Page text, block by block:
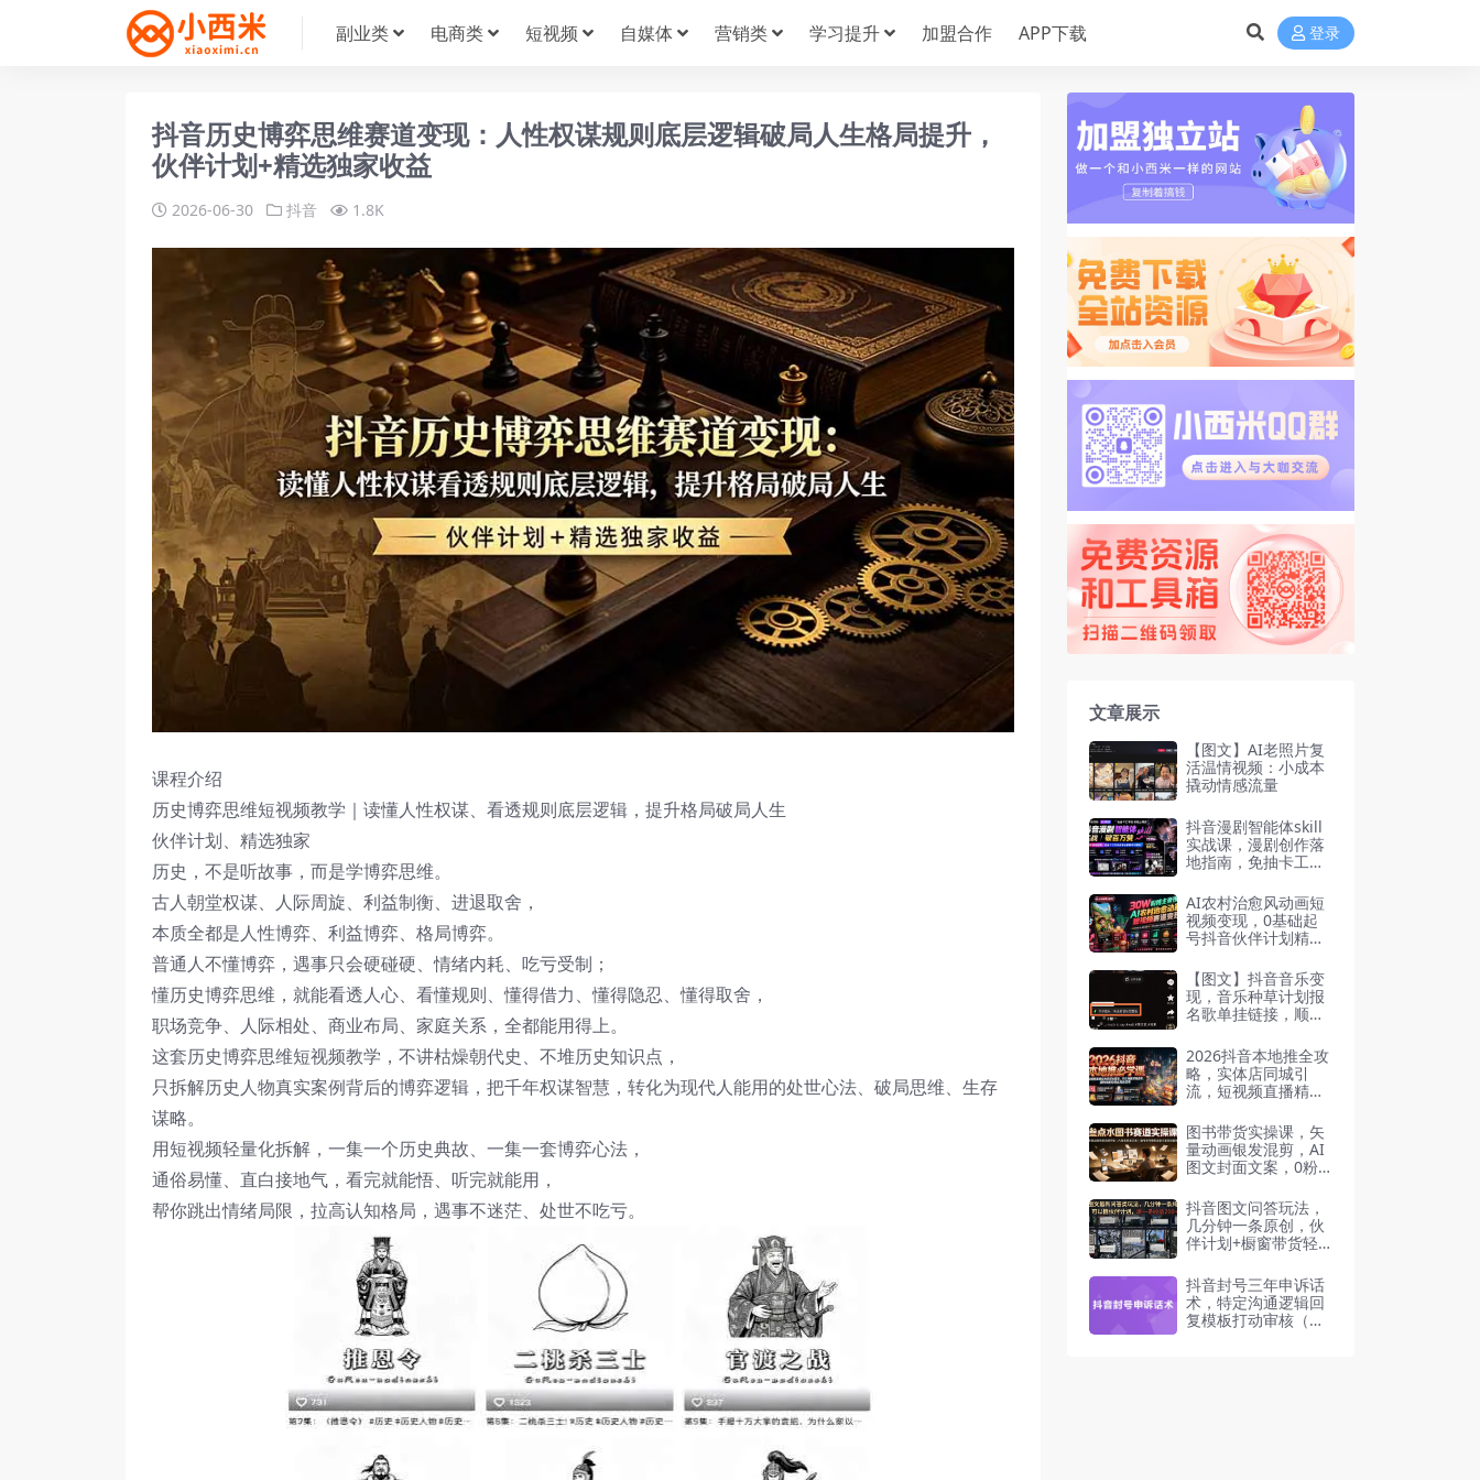
副业类 电商类 短视频 自媒体 营销类 学习提升 加盟合作 APP下载 登录
抖音历史博弈思维赛道变现：人性权谋规则底层逻辑破局人生格局提升，
伙伴计划+精选独家收益
2026-06-30 抖音 1.8K
课程介绍
历史博弈思维短视频教学｜读懂人性权谋、看透规则底层逻辑，提升格局破局人生
伙伴计划、精选独家
历史，不是听故事，而是学博弈思维。
古人朝堂权谋、人际周旋、利益制衡、进退取舍，
本质全都是人性博弈、利益博弈、格局博弈。
普通人不懂博弈，遇事只会硬碰硬、情绪内耗、吃亏受制；
懂历史博弈思维，就能看透人心、看懂规则、懂得借力、懂得隐忍、懂得取舍，
职场竞争、人际相处、商业布局、家庭关系，全都能用得上。
这套历史博弈思维短视频教学，不讲枯燥朝代史、不堆历史知识点，
只拆解历史人物真实案例背后的博弈逻辑，把千年权谋智慧，转化为现代人能用的处世心法、破局思维、生存
谋略。
用短视频轻量化拆解，一集一个历史典故、一集一套博弈心法，
通俗易懂、直白接地气，看完就能悟、听完就能用，
帮你跳出情绪局限，拉高认知格局，遇事不迷茫、处世不吃亏。
文章展示
【图文】AI老照片复
活温情视频：小成本
撬动情感流量
抖音漫剧智能体skill
实战课，漫剧创作落
地指南，免抽卡工作
材
AI农村治愈风动画短
视频变现，0基础起
号抖音伙伴计划精选
【图文】抖音音乐变
现，音乐种草计划报
名歌单挂链接，顺手
2026抖音本地推全攻
略，实体店同城引
流，短视频直播精准
图书带货实操课，矢
量动画银发混剪，AI
图文封面文案，0粉
抖音图文问答玩法，
几分钟一条原创，伙
伴计划+橱窗带货轻
抖音封号三年申诉话
术，特定沟通逻辑回
复模板打动审核（飞